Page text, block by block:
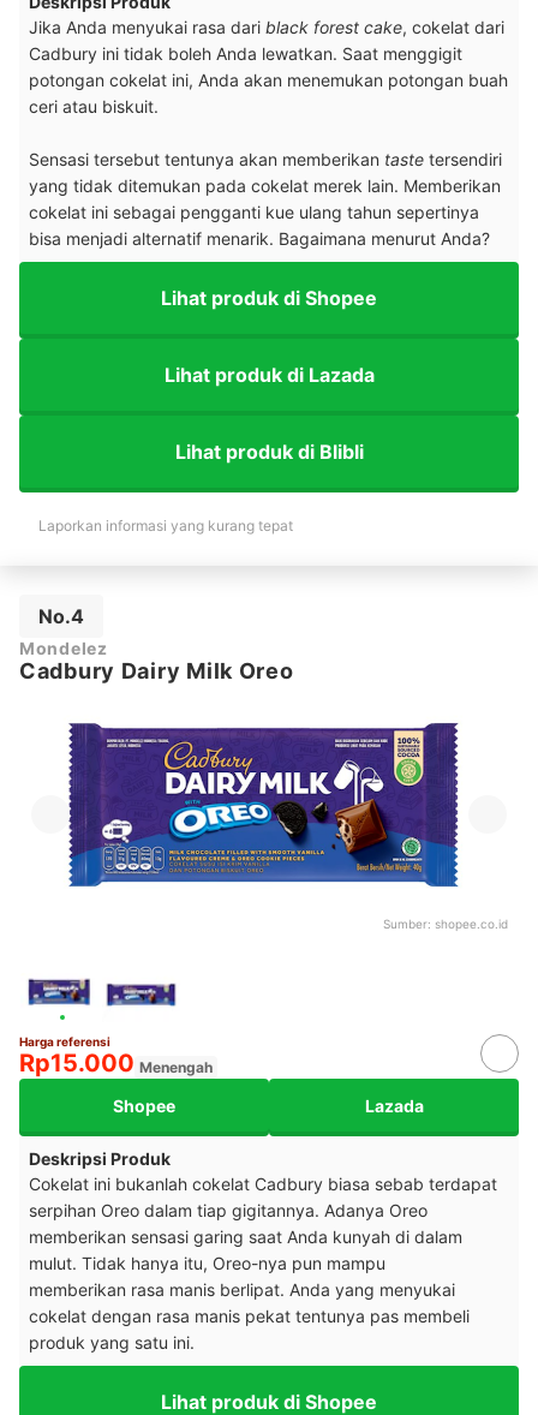
Jika Anda menyukai rasa dari black forest cake, cokelat dari
Cadbury ini tidak boleh Anda lewatkan. Saat menggigit
potongan cokelat ini, Anda akan menemukan potongan buah
ceri atau biskuit.
Sensasi tersebut tentunya akan memberikan taste tersendiri
yang tidak ditemukan pada cokelat merek lain. Memberikan
cokelat ini sebagai pengganti kue ulang tahun sepertinya
bisa menjadi alternatif menarik. Bagaimana menurut Anda?
Lihat produk di Shopee
Lihat produk di Lazada
Lihat produk di Blibli
Laporkan informasi yang kurang tepat
No.4
Mondelez
Cadbury Dairy Milk Oreo
Sumber: shopee.co.id
Harga referensi
Rp15.000 Menengah
Shopee Lazada
Deskripsi Produk
Cokelat ini bukanlah cokelat Cadbury biasa sebab terdapat
serpihan Oreo dalam tiap gigitannya. Adanya Oreo
memberikan sensasi garing saat Anda kunyah di dalam
mulut. Tidak hanya itu, Oreo-nya pun mampu
memberikan rasa manis berlipat. Anda yang menyukai
cokelat dengan rasa manis pekat tentunya pas membeli
produk yang satu ini.
Lihat produk di Shopee